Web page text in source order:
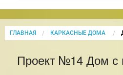
ГЛАВНАЯ КАРКАСНЫЕ ДОМА
Проект №14 Дом с